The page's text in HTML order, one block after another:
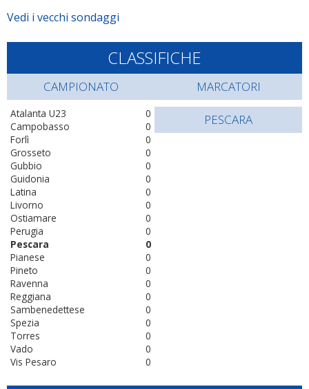
Vedi i vecchi sondaggi
CLASSIFICHE
CAMPIONATO
0
Atalanta U23
0
Campobasso
0
Forlì
0
Grosseto
0
Gubbio
0
Guidonia
0
Latina
0
Livorno
0
Ostiamare
0
Perugia
0
Pescara
0
Pianese
0
Pineto
0
Ravenna
0
Reggiana
0
Sambenedettese
0
Spezia
0
Torres
0
Vado
0
Vis Pesaro
MARCATORI
PESCARA